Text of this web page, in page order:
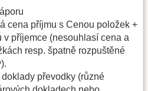
cena příjmu s Cenou položek +
v příjemce (nesouhlasí cena a
resp. špatně rozpuštěné
převodky (různé